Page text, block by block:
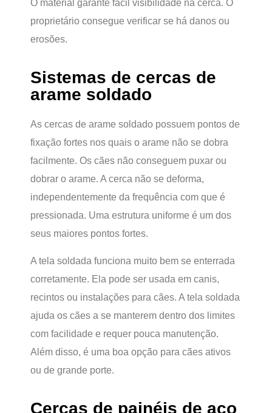
O material garante fácil visibilidade na cerca. O
proprietário consegue verificar se há danos ou
erosões.
Sistemas de cercas de
arame soldado
As cercas de arame soldado possuem pontos de
fixação fortes nos quais o arame não se dobra
facilmente. Os cães não conseguem puxar ou
dobrar o arame. A cerca não se deforma,
independentemente da frequência com que é
pressionada. Uma estrutura uniforme é um dos
seus maiores pontos fortes.
A tela soldada funciona muito bem se enterrada
corretamente. Ela pode ser usada em canis,
recintos ou instalações para cães. A tela soldada
ajuda os cães a se manterem dentro dos limites
com facilidade e requer pouca manutenção.
Além disso, é uma boa opção para cães ativos
ou de grande porte.
Cercas de painéis de aço